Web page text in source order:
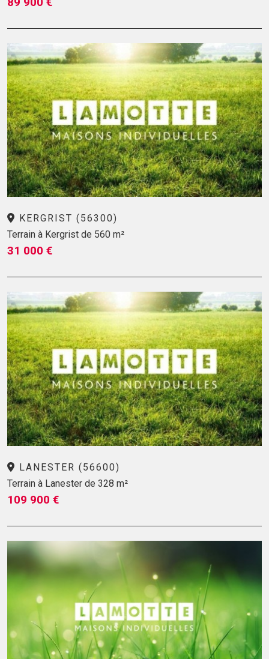
KERGRIST (56300)
Terrain à Kergrist de 560 m²
31 000 €
LANESTER (56600)
Terrain à Lanester de 328 m²
109 900 €